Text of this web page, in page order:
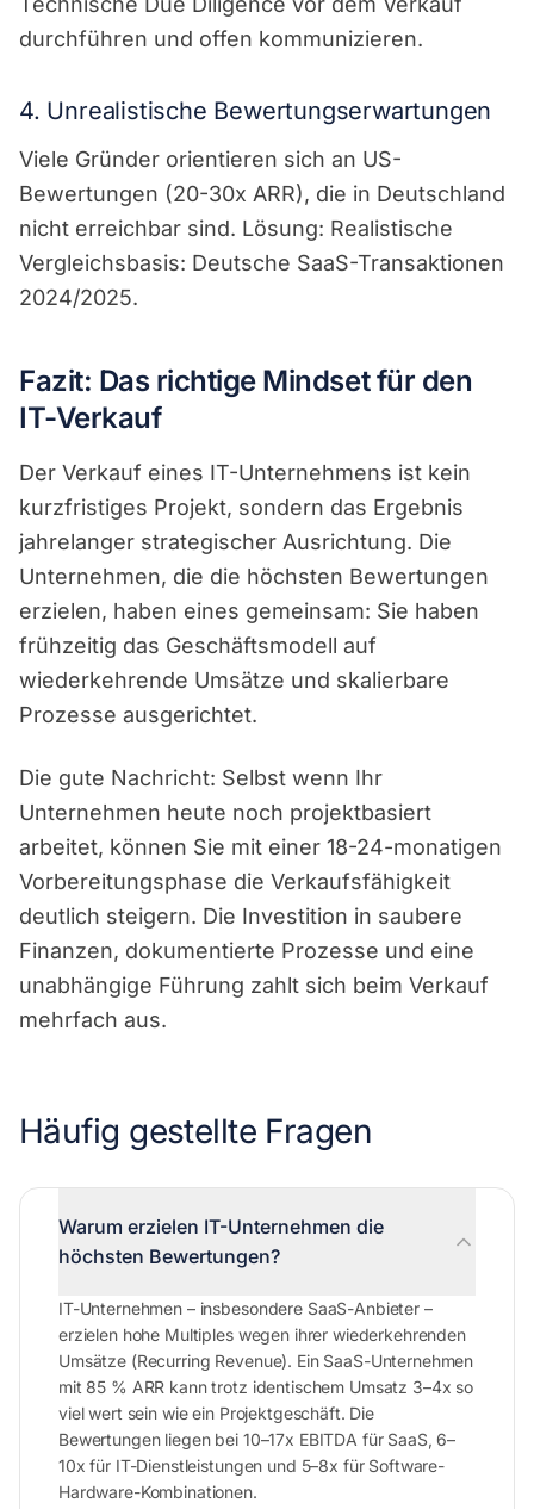
durchführen und offen kommunizieren.
4. Unrealistische Bewertungserwartungen
Viele Gründer orientieren sich an US-
Bewertungen (20-30x ARR), die in Deutschland
nicht erreichbar sind. Lösung: Realistische
Vergleichsbasis: Deutsche SaaS-Transaktionen
2024/2025.
Fazit: Das richtige Mindset für den
IT-Verkauf
Der Verkauf eines IT-Unternehmens ist kein
kurzfristiges Projekt, sondern das Ergebnis
jahrelanger strategischer Ausrichtung. Die
Unternehmen, die die höchsten Bewertungen
erzielen, haben eines gemeinsam: Sie haben
frühzeitig das Geschäftsmodell auf
wiederkehrende Umsätze und skalierbare
Prozesse ausgerichtet.
Die gute Nachricht: Selbst wenn Ihr
Unternehmen heute noch projektbasiert
arbeitet, können Sie mit einer 18-24-monatigen
Vorbereitungsphase die Verkaufsfähigkeit
deutlich steigern. Die Investition in saubere
Finanzen, dokumentierte Prozesse und eine
unabhängige Führung zahlt sich beim Verkauf
mehrfach aus.
Häufig gestellte Fragen
Warum erzielen IT-Unternehmen die
höchsten Bewertungen?
IT-Unternehmen – insbesondere SaaS-Anbieter –
erzielen hohe Multiples wegen ihrer wiederkehrenden
Umsätze (Recurring Revenue). Ein SaaS-Unternehmen
mit 85 % ARR kann trotz identischem Umsatz 3–4x so
viel wert sein wie ein Projektgeschäft. Die
Bewertungen liegen bei 10–17x EBITDA für SaaS, 6–
10x für IT-Dienstleistungen und 5–8x für Software-
Hardware-Kombinationen.